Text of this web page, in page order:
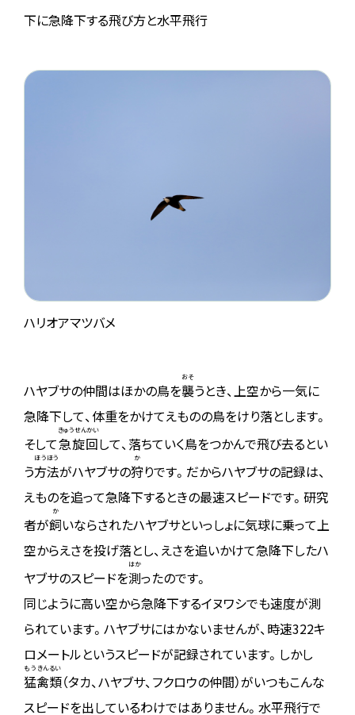
下に急降下する飛び方と水平飛行
ハリオアマツバメ
ハヤブサの仲間はほかの鳥を襲
おそ
うとき、上空から一気に
急降下して、体重をかけてえものの鳥をけり落とします。
そして急旋回
きゅうせんかい
して、落ちていく鳥をつかんで飛び去るとい
う方法
ほうほう
がハヤブサの狩
か
りです。だからハヤブサの記録は、
えものを追って急降下するときの最速スピードです。研究
者が飼
か
いならされたハヤブサといっしょに気球に乗って上
空からえさを投げ落とし、えさを追いかけて急降下したハ
ヤブサのスピードを測
はか
ったのです。
同じように高い空から急降下するイヌワシでも速度が測
られています。ハヤブサにはかないませんが、時速322キ
ロメートルというスピードが記録されています。しかし
猛禽類
もうきんるい
（タカ、ハヤブサ、フクロウの仲間）がいつもこんな
スピードを出しているわけではありません。水平飛行で